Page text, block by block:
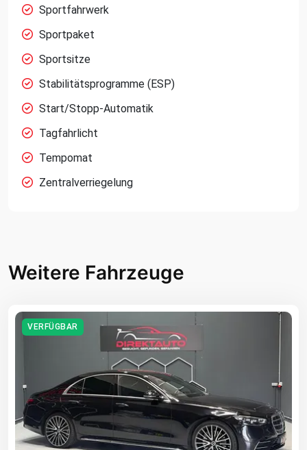
Sportfahrwerk
Sportpaket
Sportsitze
Stabilitätsprogramme (ESP)
Start/Stopp-Automatik
Tagfahrlicht
Tempomat
Zentralverriegelung
Weitere Fahrzeuge
VERFÜGBAR